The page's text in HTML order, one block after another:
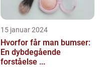
15 januar 2024
Hvorfor får man bumser:
En dybdegående
forståelse ...